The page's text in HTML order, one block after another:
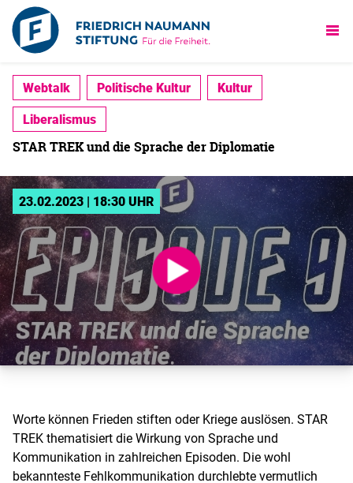
Webtalk Politische Kultur
Kultur
Liberalismus
STAR TREK und die Sprache der Diplomatie
23.02.2023 | 18:30 UHR
Worte können Frieden stiften oder Kriege auslösen. STAR
TREK thematisiert die Wirkung von Sprache und
Kommunikation in zahlreichen Episoden. Die wohl
bekannteste Fehlkommunikation durchlebte vermutlich